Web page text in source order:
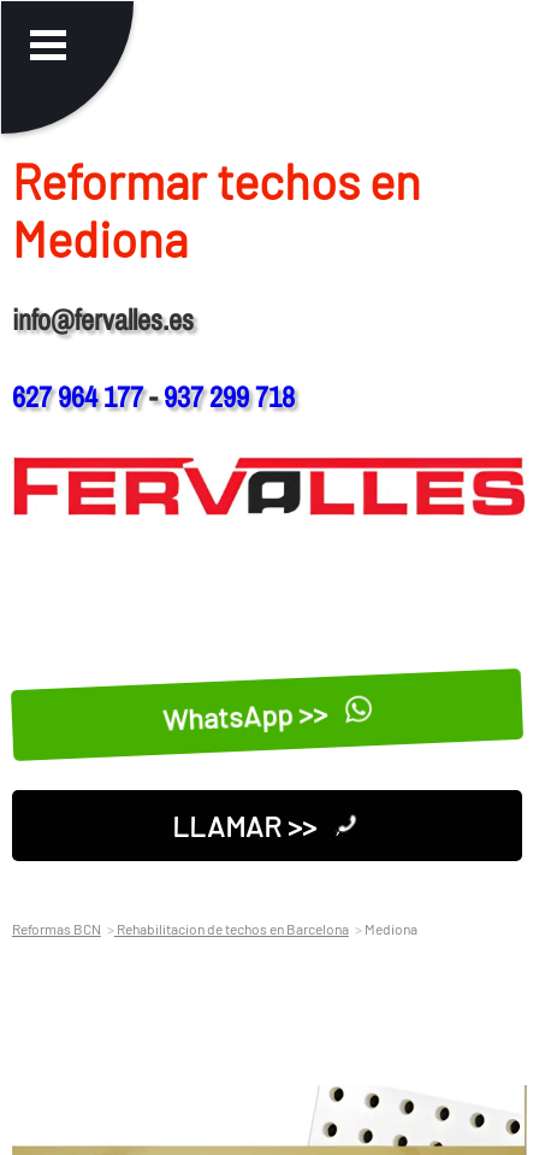
Reformar techos en
Mediona
info@fervalles.es
627 964 177-937 299 718
WhatsApp >>
LLAMAR >>
Reformas BCN Rehabilitacion de techos en Barcelona Mediona